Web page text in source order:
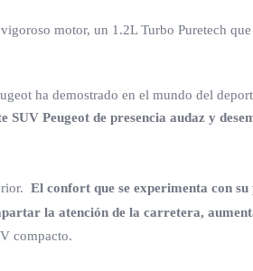
motor, un 1.2L Turbo Puretech
ha demostrado en el mundo del
SUV Peugeot de presencia audaz y
El confort que se experimenta con
la atención de la carretera,
compacto.